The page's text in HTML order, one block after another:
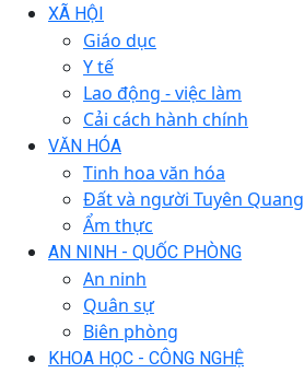
XÃ HỘI
Giáo dục
Y tế
Lao động - việc làm
Cải cách hành chính
VĂN HÓA
Tinh hoa văn hóa
Đất và người Tuyên Quang
Ẩm thực
AN NINH - QUỐC PHÒNG
An ninh
Quân sự
Biên phòng
KHOA HỌC - CÔNG NGHỆ